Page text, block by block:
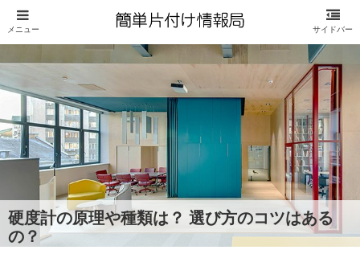
硬度計の原理や種類は？ 選び方のコツはある
の？